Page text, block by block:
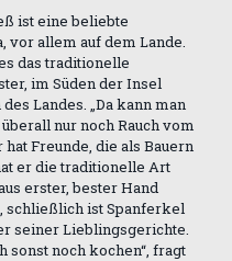
ist eine beliebte
vor allem auf dem Lande.
das traditionelle
im Süden der Insel
Landes. „Da kann man
nur noch Rauch vom
Freunde, die als Bauern
er die traditionelle Art
erster, bester Hand
schließlich ist Spanferkel
seiner Lieblingsgerichte.
sonst noch kochen“, fragt